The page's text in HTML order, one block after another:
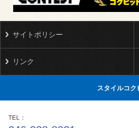
第7条（本会員による配信の停
前に本サービス内、ないしは当
配信先メールアドレスに送信し
サイトポリシー
リンク
スタイルコク
TEL